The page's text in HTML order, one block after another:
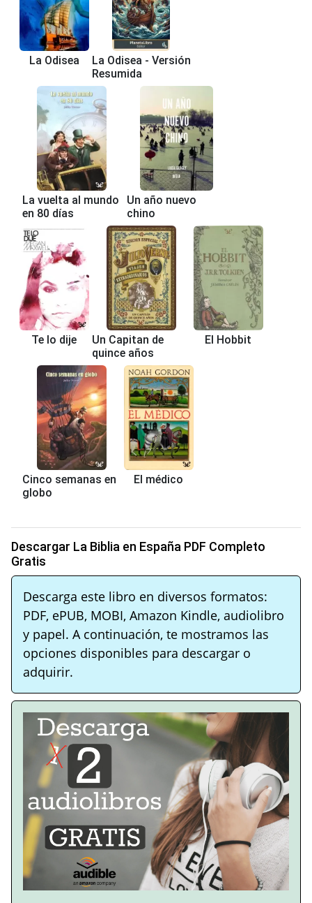
La Odisea
La Odisea - Versión
Resumida
La vuelta al mundo
en 80 días
Un año nuevo
chino
Te lo dije
Un Capitan de
quince años
El Hobbit
Cinco semanas en
globo
El médico
Descargar La Biblia en España PDF Completo
Gratis
Descarga este libro en diversos formatos:
PDF, ePUB, MOBI, Amazon Kindle, audiolibro
y papel. A continuación, te mostramos las
opciones disponibles para descargar o
adquirir.